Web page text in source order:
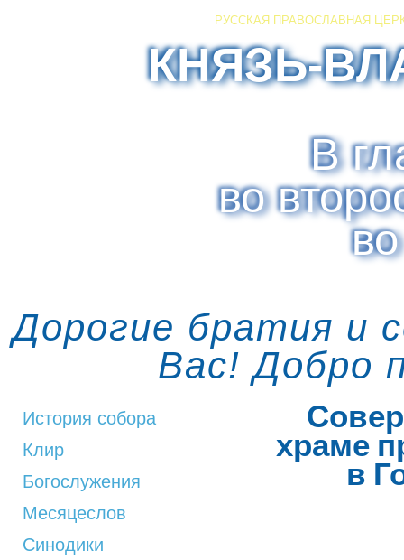
РУССКАЯ ПРАВОСЛАВНАЯ
КНЯЗЬ-
В
во
Дорогие братия и
Вас! Добро
История собора
Клир
Богослужения
Месяцеслов
Синодики
храме
в